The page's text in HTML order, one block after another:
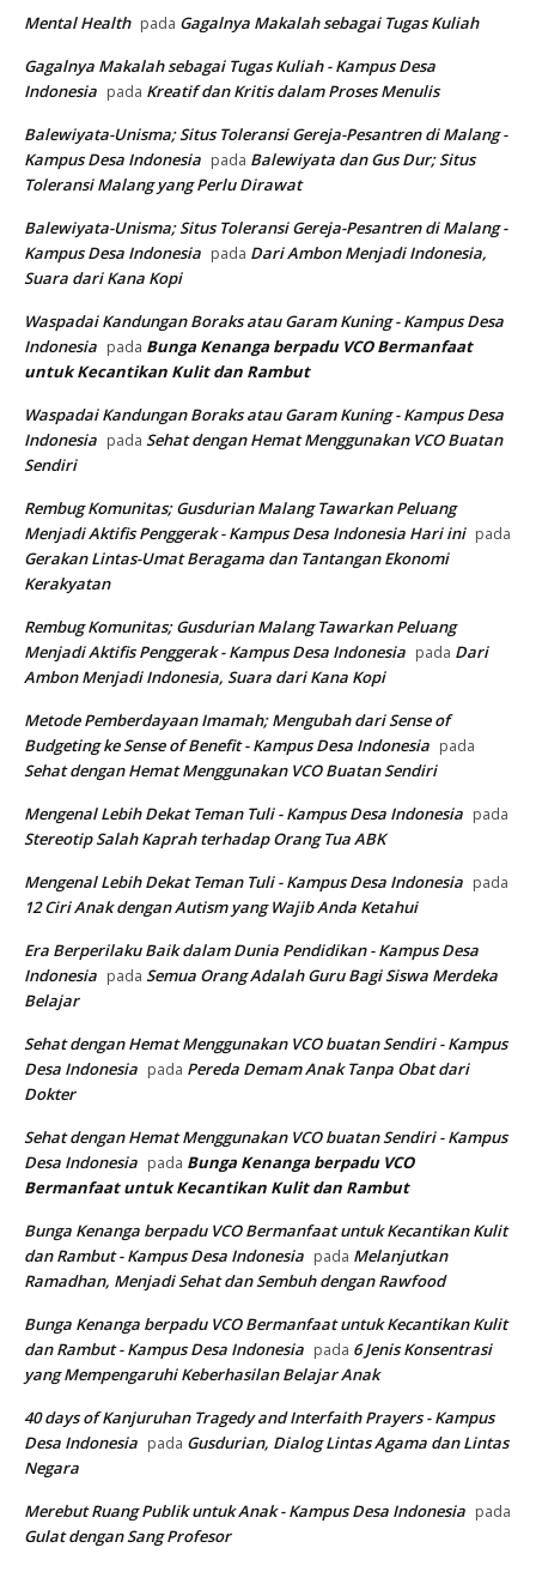
Mental Health pada Gagalnya Makalah sebagai Tugas Kuliah
Gagalnya Makalah sebagai Tugas Kuliah - Kampus Desa
Indonesia pada Kreatif dan Kritis dalam Proses Menulis
Balewiyata-Unisma; Situs Toleransi Gereja-Pesantren di Malang -
Kampus Desa Indonesia pada Balewiyata dan Gus Dur; Situs
Toleransi Malang yang Perlu Dirawat
Balewiyata-Unisma; Situs Toleransi Gereja-Pesantren di Malang -
Kampus Desa Indonesia pada Dari Ambon Menjadi Indonesia,
Suara dari Kana Kopi
Waspadai Kandungan Boraks atau Garam Kuning - Kampus Desa
Indonesia pada Bunga Kenanga berpadu VCOBermanfaat
untuk Kecantikan Kulit dan Rambut
Waspadai Kandungan Boraks atau Garam Kuning - Kampus Desa
Indonesia pada Sehat dengan Hemat Menggunakan VCO Buatan
Sendiri
Rembug Komunitas; Gusdurian Malang Tawarkan Peluang
Menjadi Aktifis Penggerak - Kampus Desa Indonesia Hari ini pada
Gerakan Lintas-Umat Beragama dan Tantangan Ekonomi
Kerakyatan
Rembug Komunitas; Gusdurian Malang Tawarkan Peluang
Menjadi Aktifis Penggerak - Kampus Desa Indonesia pada Dari
Ambon Menjadi Indonesia, Suara dari Kana Kopi
Metode Pemberdayaan Imamah; Mengubah dari Sense of
Budgeting ke Sense of Benefit - Kampus Desa Indonesia pada
Sehat dengan Hemat Menggunakan VCO Buatan Sendiri
Mengenal Lebih Dekat Teman Tuli - Kampus Desa Indonesia pada
Stereotip Salah Kaprah terhadap Orang Tua ABK
Mengenal Lebih Dekat Teman Tuli - Kampus Desa Indonesia pada
12 Ciri Anak dengan Autism yang Wajib Anda Ketahui
Era Berperilaku Baik dalam Dunia Pendidikan - Kampus Desa
Indonesia pada Semua Orang Adalah Guru Bagi Siswa Merdeka
Belajar
Sehat dengan Hemat Menggunakan VCO buatan Sendiri - Kampus
Desa Indonesia pada Pereda Demam Anak Tanpa Obat dari
Dokter
Sehat dengan Hemat Menggunakan VCO buatan Sendiri - Kampus
Desa Indonesia pada Bunga Kenanga berpadu VCO
Bermanfaat untuk Kecantikan Kulit dan Rambut
Bunga Kenanga berpadu VCO Bermanfaat untuk Kecantikan Kulit
dan Rambut - Kampus Desa Indonesia pada Melanjutkan
Ramadhan, Menjadi Sehat dan Sembuh dengan Rawfood
Bunga Kenanga berpadu VCO Bermanfaat untuk Kecantikan Kulit
dan Rambut - Kampus Desa Indonesia pada 6 Jenis Konsentrasi
yang Mempengaruhi Keberhasilan Belajar Anak
40 days of Kanjuruhan Tragedy and Interfaith Prayers - Kampus
Desa Indonesia pada Gusdurian, Dialog Lintas Agama dan Lintas
Negara
Merebut Ruang Publik untuk Anak - Kampus Desa Indonesia pada
Gulat dengan Sang Profesor